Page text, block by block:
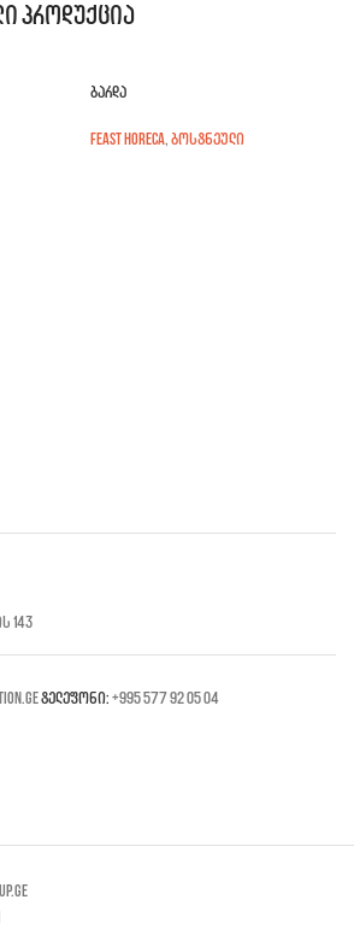
პროდუქცია
ბარდა
FEAST HORECA,ბოსტნეული
143
ტელეფონი:+995 577 92 05 04